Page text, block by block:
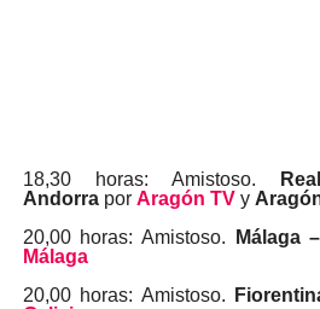
18,30 horas: Amistoso.
Andorra por Aragón TVy
20,00 horas: Amistoso.
Málaga
Málaga
20,00 horas: Amistoso.